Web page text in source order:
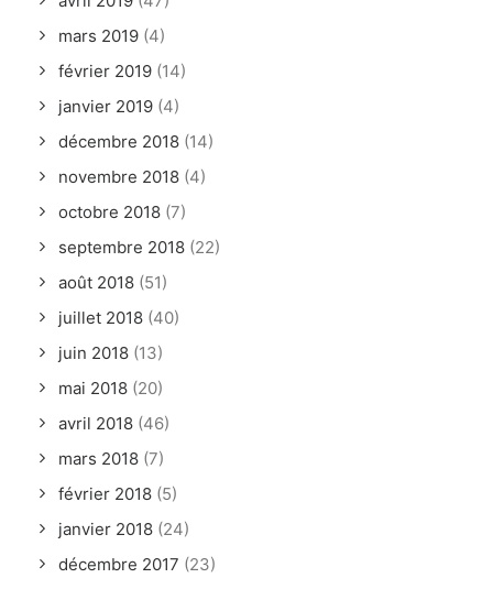
mars 2019 (4)
février 2019 (14)
janvier 2019 (4)
décembre 2018 (14)
novembre 2018 (4)
octobre 2018 (7)
septembre 2018 (22)
août 2018 (51)
juillet 2018 (40)
juin 2018 (13)
mai 2018 (20)
avril 2018 (46)
mars 2018 (7)
février 2018 (5)
janvier 2018 (24)
décembre 2017 (23)